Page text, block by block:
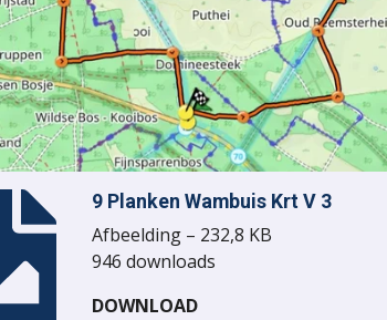
9 Planken Wambuis Krt V 3
Afbeelding – 232,8 KB
946 downloads
DOWNLOAD